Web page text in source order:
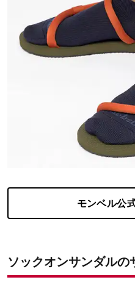
モンベル公
ソックオンサンダルの